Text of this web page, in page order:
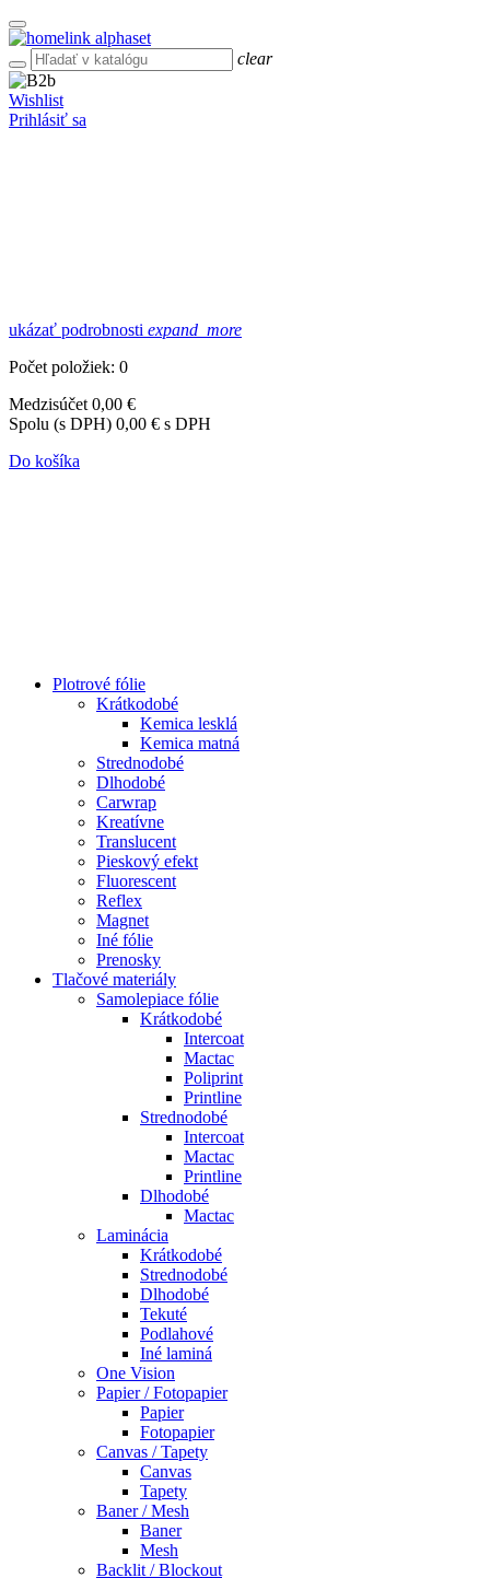
clear
Wishlist
Prihlásiť sa
ukázať podrobnosti expand_more
Počet položiek: 0
Medzisúčet 0,00 €
Spolu (s DPH) 0,00 € s DPH
Do košíka
Plotrové fólie
Krátkodobé
Kemica lesklá
Kemica matná
Strednodobé
Dlhodobé
Carwrap
Kreatívne
Translucent
Pieskový efekt
Fluorescent
Reflex
Magnet
Iné fólie
Prenosky
Tlačové materiály
Samolepiace fólie
Krátkodobé
Intercoat
Mactac
Poliprint
Printline
Strednodobé
Intercoat
Mactac
Printline
Dlhodobé
Mactac
Laminácia
Krátkodobé
Strednodobé
Dlhodobé
Tekuté
Podlahové
Iné laminá
One Vision
Papier / Fotopapier
Papier
Fotopapier
Canvas / Tapety
Canvas
Tapety
Baner / Mesh
Baner
Mesh
Backlit / Blockout